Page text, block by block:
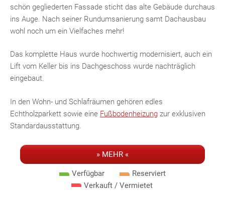
schön gegliederten Fassade sticht das alte Gebäude durchaus
ins Auge. Nach seiner Rundumsanierung samt Dachausbau
wohl noch um ein Vielfaches mehr!
Das komplette Haus wurde hochwertig modernisiert, auch ein
Lift vom Keller bis ins Dachgeschoss wurde nachträglich
eingebaut.
In den Wohn- und Schlafräumen gehören edles
Echtholzparkett sowie eine Fußbodenheizung zur exklusiven
Standardausstattung.
Eine moderne Badausstattung aus deutscher und
österreichischer Herstellung kombiniert mit hochwertigen
italienischen Wand- und Bodenfliesen garantieren Ihnen
Lifestyle mit absoluter Wohlfühlgarantie.
» MEHR «
Verfügbar
Reserviert
Verkauft / Vermietet